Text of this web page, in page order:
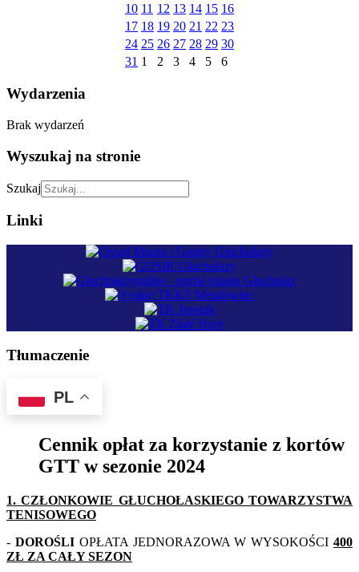
10 11 12 13 14 15 16
17 18 19 20 21 22 23
24 25 26 27 28 29 30
31 1 2 3 4 5 6
Wydarzenia
Brak wydarzeń
Wyszukaj na stronie
Szukaj
Linki
Tłumaczenie
PL
Cennik opłat za korzystanie z kortów
GTT w sezonie 2024
1. CZŁONKOWIE GŁUCHOŁASKIEGO TOWARZYSTWA
TENISOWEGO
- DOROŚLI OPŁATA JEDNORAZOWA W WYSOKOŚCI400
ZŁ ZA CAŁY SEZON